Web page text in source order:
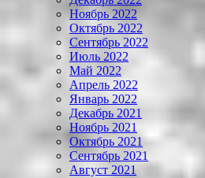
Ноябрь 2022
Октябрь 2022
Сентябрь 2022
Июль 2022
Май 2022
Апрель 2022
Январь 2022
Декабрь 2021
Ноябрь 2021
Октябрь 2021
Сентябрь 2021
Август 2021